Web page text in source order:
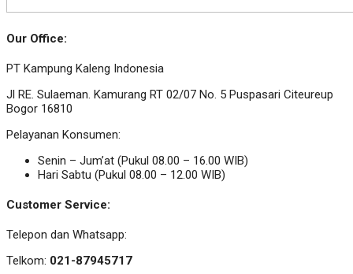
Our Office:
PT Kampung Kaleng Indonesia
Jl RE. Sulaeman. Kamurang RT 02/07 No. 5 Puspasari Citeureup
Bogor 16810
Pelayanan Konsumen:
Senin – Jum’at (Pukul 08.00 – 16.00 WIB)
Hari Sabtu (Pukul 08.00 – 12.00 WIB)
Customer Service:
Telepon dan Whatsapp:
Telkom: 021-87945717